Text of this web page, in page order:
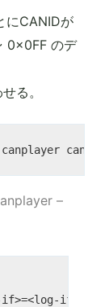
にCANIDが
0x0FF のデ
る。
–
if>